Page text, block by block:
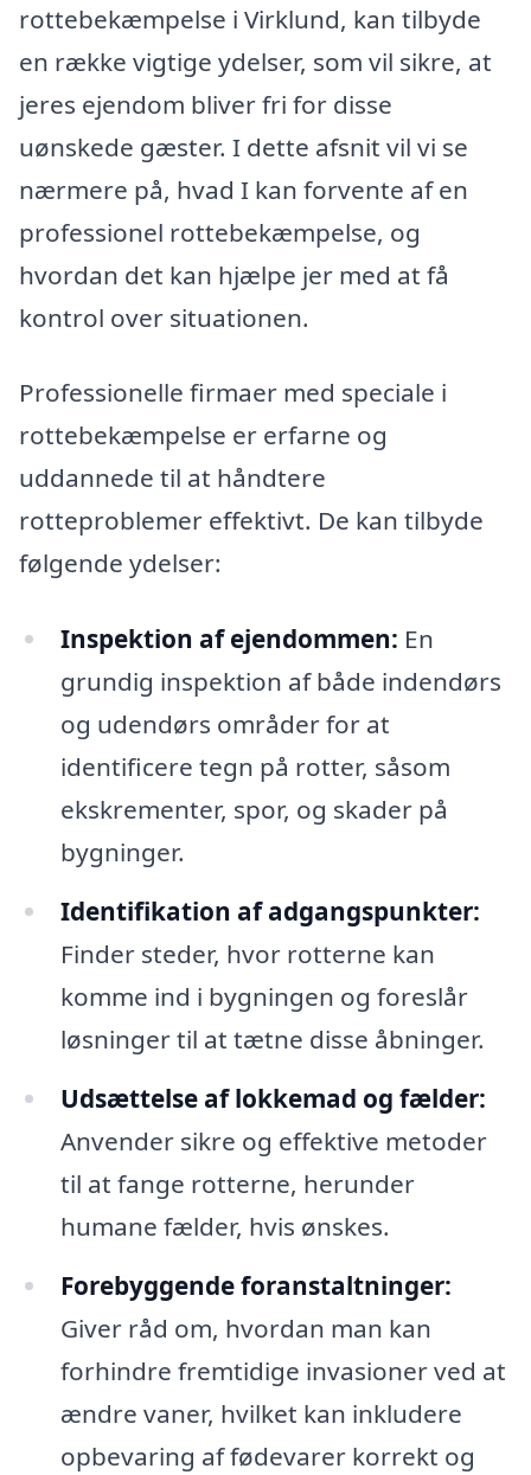
rottebekæmpelse i Virklund, kan tilbyde
en række vigtige ydelser, som vil sikre, at
jeres ejendom bliver fri for disse
uønskede gæster. I dette afsnit vil vi se
nærmere på, hvad I kan forvente af en
professionel rottebekæmpelse, og
hvordan det kan hjælpe jer med at få
kontrol over situationen.
Professionelle firmaer med speciale i
rottebekæmpelse er erfarne og
uddannede til at håndtere
rotteproblemer effektivt. De kan tilbyde
følgende ydelser:
Inspektion af ejendommen: En
grundig inspektion af både indendørs
og udendørs områder for at
identificere tegn på rotter, såsom
ekskrementer, spor, og skader på
bygninger.
Identifikation af adgangspunkter:
Finder steder, hvor rotterne kan
komme ind i bygningen og foreslår
løsninger til at tætne disse åbninger.
Udsættelse af lokkemad og fælder:
Anvender sikre og effektive metoder
til at fange rotterne, herunder
humane fælder, hvis ønskes.
Forebyggende foranstaltninger:
Giver råd om, hvordan man kan
forhindre fremtidige invasioner ved at
ændre vaner, hvilket kan inkludere
opbevaring af fødevarer korrekt og